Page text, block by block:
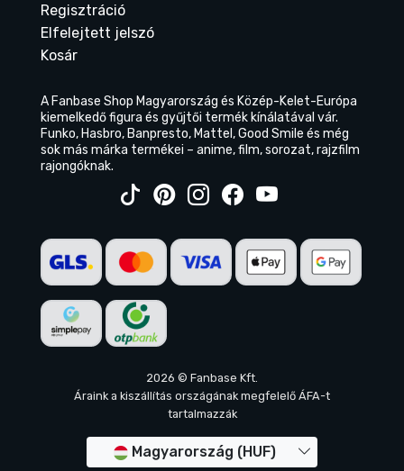
Regisztráció
Elfelejtett jelszó
Kosár
A Fanbase Shop Magyarország és Közép-Kelet-Európa
kiemelkedő figura és gyűjtői termék kínálatával vár.
Funko, Hasbro, Banpresto, Mattel, Good Smile és még
sok más márka termékei – anime, film, sorozat, rajzfilm
rajongóknak.
2026 © Fanbase Kft.
Áraink a kiszállítás országának megfelelő ÁFA-t
tartalmazzák
Magyarország (HUF)